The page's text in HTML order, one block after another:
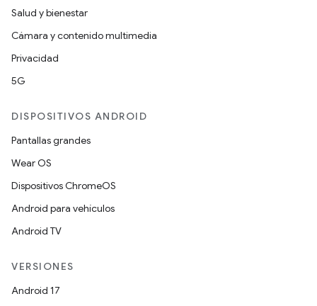
Salud y bienestar
Cámara y contenido multimedia
Privacidad
5G
DISPOSITIVOS ANDROID
Pantallas grandes
Wear OS
Dispositivos ChromeOS
Android para vehículos
Android TV
VERSIONES
Android 17